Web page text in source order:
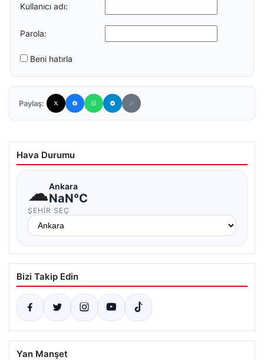
Kullanıcı adı:
Parola:
Beni hatırla
Paylaş:
Hava Durumu
☁Ankara
NaN°C
ŞEHIR SEÇ
Bizi Takip Edin
Yan Manşet